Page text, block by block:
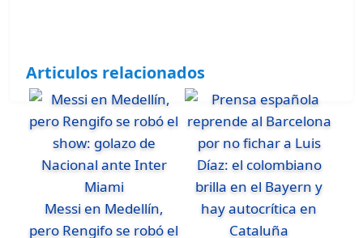
Articulos relacionados
Messi en Medellín,
pero Rengifo se robó el